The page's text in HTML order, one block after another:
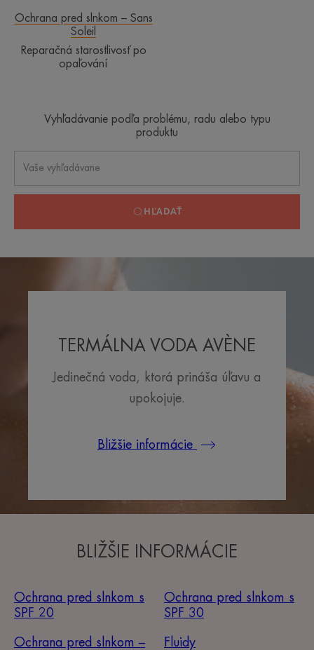
Ochrana pred slnkom – Sans
Soleil
Reparačná starostlivosť po
opaľování
Vyhľadávanie podľa problému, radu alebo typu
produktu
HĽADAŤ
TERMÁLNA VODA AVÈNE
Jedinečná voda, ktorá prináša úľavu a
upokojuje.
Bližšie informácie
BLIŽŠIE INFORMÁCIE
Ochrana pred slnkom s
SPF 20
Ochrana pred slnkom s
SPF 30
Ochrana pred slnkom –
Fluidy